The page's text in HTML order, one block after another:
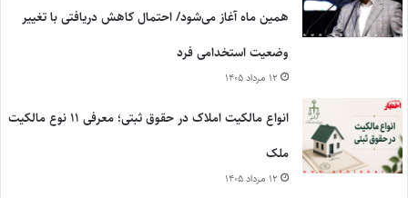
همین ماه آغاز می‌شود/ احتمال کاهش دریافتی با تغییر
وضعیت استخدامی فرد
۱۲ مرداد ۱۴۰۵
انواع مالکیت املاک در حقوق ثبتی؛ معرفی ۱۱ نوع مالکیت
ملک
۱۲ مرداد ۱۴۰۵